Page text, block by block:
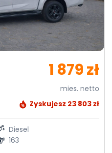
1 879 zł
mies. netto
Zyskujesz 23 803 zł
Diesel
163